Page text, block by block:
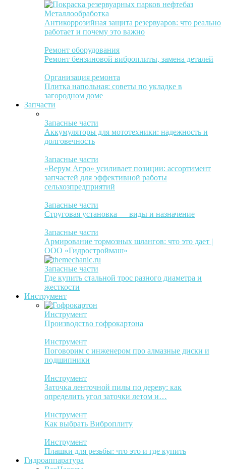
Металлообработка
Антикоррозийная защита резервуаров: что реально
работает и почему это важно
Ремонт оборудования
Ремонт бензиновой виброплиты, замена деталей
Организация ремонта
Плитка напольная: советы по укладке в
загородном доме
Запчасти
Запасные части
Аккумуляторы для мототехники: надежность и
долговечность
Запасные части
«Верум Агро» усиливает позиции: ассортимент
запчастей для эффективной работы
сельхозпредприятий
Запасные части
Струговая установка — виды и назначение
Запасные части
Армирование тормозных шлангов: что это дает |
ООО «Гидростроймаш»
Запасные части
Где купить стальной трос разного диаметра и
жесткости
Инструмент
Инструмент
Производство гофрокартона
Инструмент
Поговорим с инженером про алмазные диски и
подшипники
Инструмент
Заточка ленточной пилы по дереву: как
определить угол заточки летом и…
Инструмент
Как выбрать Виброплиту
Инструмент
Плашки для резьбы: что это и где купить
Гидроаппаратура